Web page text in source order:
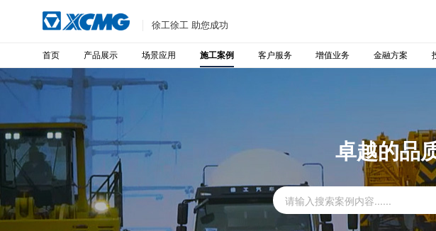
徐工徐工 助您成功
首页 产品展示 场景应用 施工案例 客户服务 增值业务 金融方案
卓越的品